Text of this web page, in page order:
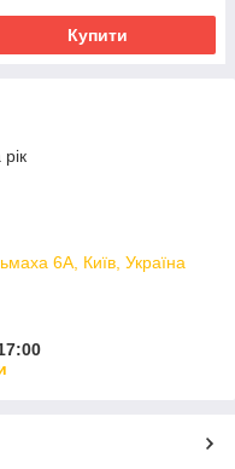
Купити
6А, Київ, Україна